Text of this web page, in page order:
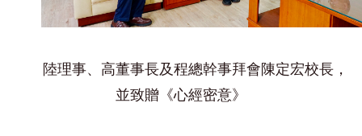
陸理事、高董事長及程總幹事拜會陳定宏校長，
並致贈《心經密意》